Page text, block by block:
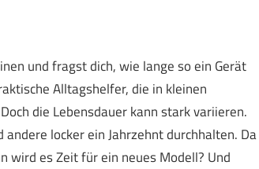
und fragst dich, wie lange so ein Gerät
Alltagshelfer, die in kleinen
die Lebensdauer kann stark variieren.
locker ein Jahrzehnt durchhalten. Da
wird es Zeit für ein neues Modell? Und